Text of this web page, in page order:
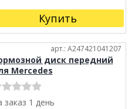
Купить
арт.: A247421041207
диск передний
Mercedes
заказ 1 день